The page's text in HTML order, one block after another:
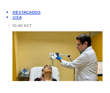
DESTACADOS
USA
10:40 ECT